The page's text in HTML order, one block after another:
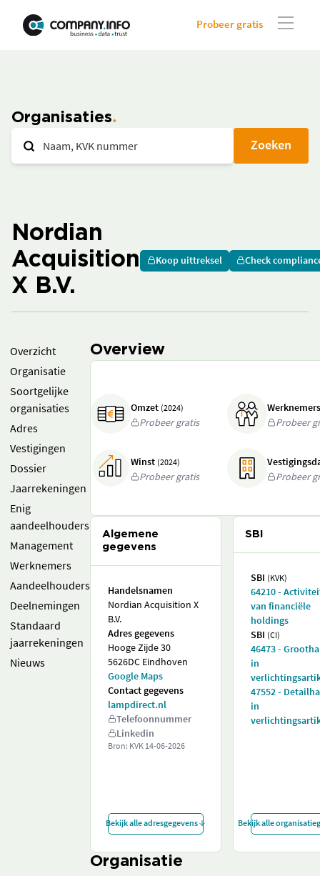
Probeer gratis
Organisaties
Zoeken
Nordian
Acquisition
X B.V.
Koop uittreksel Check
Overzicht
Organisatie
Soortgelijke
organisaties
Adres
Vestigingen
Dossier
Jaarrekeningen
Enig
aandeelhouders
Management
Werknemers
Aandeelhouders
Deelnemingen
Standaard
jaarrekeningen
Nieuws
Overview
Omzet (2024)
Probeer gratis
Probeer
Winst (2024)
Probeer gratis
Probeer
Algemene
gegevens
Handelsnamen
Nordian Acquisition X
B.V.
Adres gegevens
Hooge Zijde 30
5626DC Eindhoven
Google Maps
Contact gegevens
lampdirect.nl
Telefoonnummer
Linkedin
Bron: KVK 14-06-2026
Bekijk alle adresgegevens
SBI
SBI (KVK)
64210 -
van financiële
holdings
SBI (CI)
46473 -
in
47552 -
in
Bekijk alle
Organisatie